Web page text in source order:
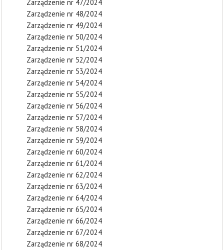
Zarządzenie nr 47/2024
Zarządzenie nr 48/2024
Zarządzenie nr 49/2024
Zarządzenie nr 50/2024
Zarządzenie nr 51/2024
Zarządzenie nr 52/2024
Zarządzenie nr 53/2024
Zarządzenie nr 54/2024
Zarządzenie nr 55/2024
Zarządzenie nr 56/2024
Zarządzenie nr 57/2024
Zarządzenie nr 58/2024
Zarządzenie nr 59/2024
Zarządzenie nr 60/2024
Zarządzenie nr 61/2024
Zarządzenie nr 62/2024
Zarządzenie nr 63/2024
Zarządzenie nr 64/2024
Zarządzenie nr 65/2024
Zarządzenie nr 66/2024
Zarządzenie nr 67/2024
Zarządzenie nr 68/2024